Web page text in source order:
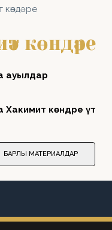
көндәре
көндәре
ауылдар
көндәре үтә
БАРЛЫҠ МАТЕРИАЛДАР